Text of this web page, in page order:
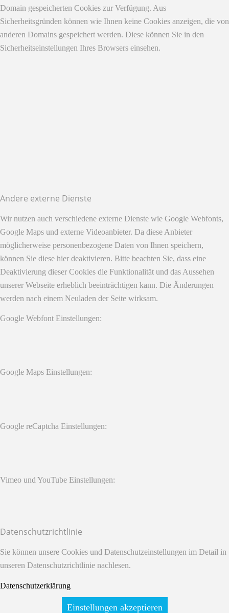
Domain gespeicherten Cookies zur Verfügung. Aus
Sicherheitsgründen können wie Ihnen keine Cookies anzeigen, die von
anderen Domains gespeichert werden. Diese können Sie in den
Sicherheitseinstellungen Ihres Browsers einsehen.
Andere externe Dienste
Wir nutzen auch verschiedene externe Dienste wie Google Webfonts,
Google Maps und externe Videoanbieter. Da diese Anbieter
möglicherweise personenbezogene Daten von Ihnen speichern,
können Sie diese hier deaktivieren. Bitte beachten Sie, dass eine
Deaktivierung dieser Cookies die Funktionalität und das Aussehen
unserer Webseite erheblich beeinträchtigen kann. Die Änderungen
werden nach einem Neuladen der Seite wirksam.
Google Webfont Einstellungen:
Google Maps Einstellungen:
Google reCaptcha Einstellungen:
Vimeo und YouTube Einstellungen:
Datenschutzrichtlinie
Sie können unsere Cookies und Datenschutzeinstellungen im Detail in
unseren Datenschutzrichtlinie nachlesen.
Datenschutzerklärung
Einstellungen akzeptieren